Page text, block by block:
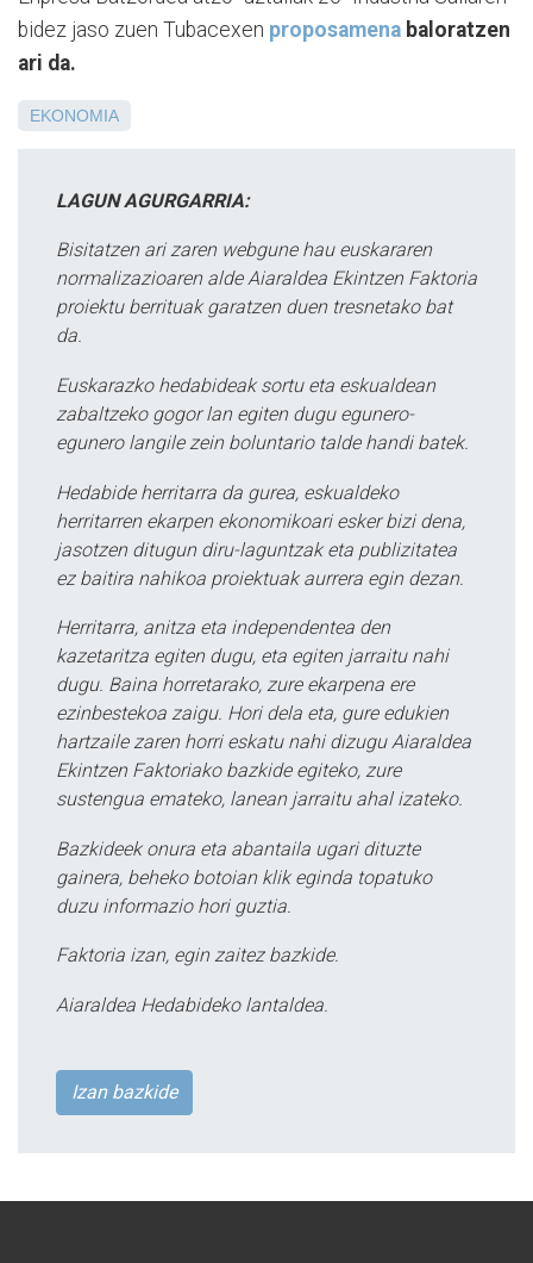
bidez jaso zuen Tubacexen proposamena baloratzen
ari da.
EKONOMIA
LAGUN AGURGARRIA:
Bisitatzen ari zaren webgune hau euskararen
normalizazioaren alde Aiaraldea Ekintzen Faktoria
proiektu berrituak garatzen duen tresnetako bat
da.
Euskarazko hedabideak sortu eta eskualdean
zabaltzeko gogor lan egiten dugu egunero-
egunero langile zein boluntario talde handi batek.
Hedabide herritarra da gurea, eskualdeko
herritarren ekarpen ekonomikoari esker bizi dena,
jasotzen ditugun diru-laguntzak eta publizitatea
ez baitira nahikoa proiektuak aurrera egin dezan.
Herritarra, anitza eta independentea den
kazetaritza egiten dugu, eta egiten jarraitu nahi
dugu. Baina horretarako, zure ekarpena ere
ezinbestekoa zaigu. Hori dela eta, gure edukien
hartzaile zaren horri eskatu nahi dizugu Aiaraldea
Ekintzen Faktoriako bazkide egiteko, zure
sustengua emateko, lanean jarraitu ahal izateko.
Bazkideek onura eta abantaila ugari dituzte
gainera, beheko botoian klik eginda topatuko
duzu informazio hori guztia.
Faktoria izan, egin zaitez bazkide.
Aiaraldea Hedabideko lantaldea.
Izan bazkide